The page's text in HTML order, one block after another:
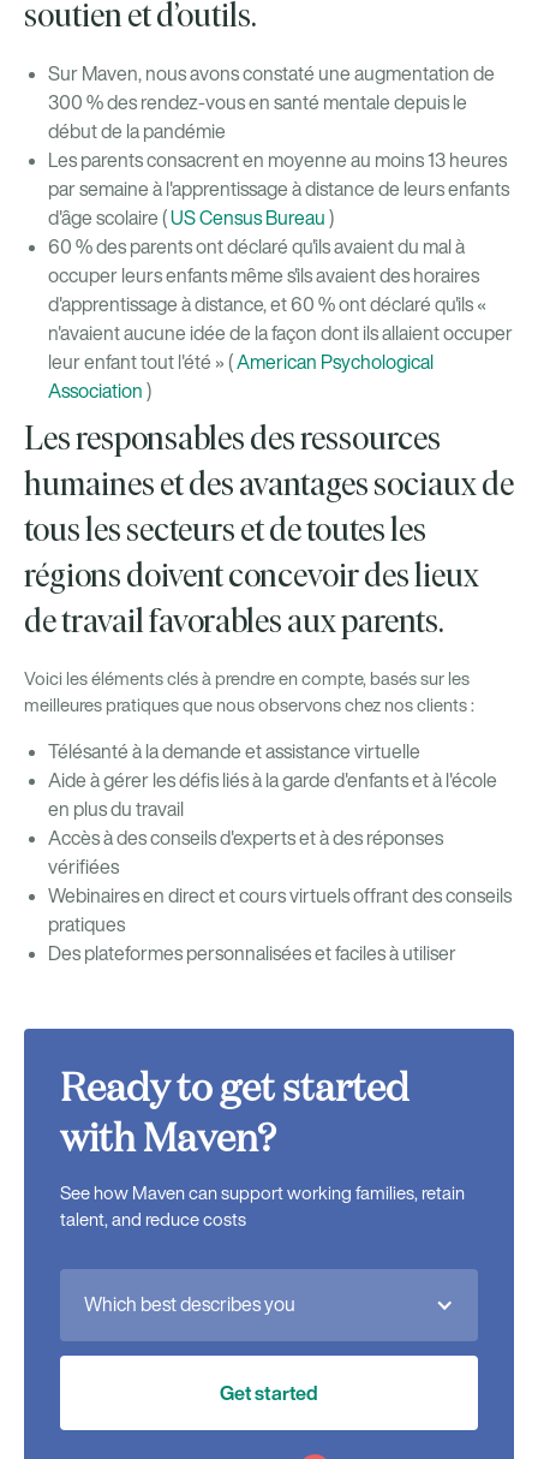
soutien et d’outils.
Sur Maven, nous avons constaté une augmentation de
300 % des rendez-vous en santé mentale depuis le
début de la pandémie
Les parents consacrent en moyenne au moins 13 heures
par semaine à l'apprentissage à distance de leurs enfants
d'âge scolaire (US Census Bureau )
60 % des parents ont déclaré qu'ils avaient du mal à
occuper leurs enfants même s'ils avaient des horaires
d'apprentissage à distance, et 60 % ont déclaré qu'ils «
n'avaient aucune idée de la façon dont ils allaient occuper
leur enfant tout l'été » (American Psychological
Association )
Les responsables des ressources
humaines et des avantages sociaux de
tous les secteurs et de toutes les
régions doivent concevoir des lieux
de travail favorables aux parents.
Voici les éléments clés à prendre en compte, basés sur les
meilleures pratiques que nous observons chez nos clients :
Télésanté à la demande et assistance virtuelle
Aide à gérer les défis liés à la garde d'enfants et à l'école
en plus du travail
Accès à des conseils d'experts et à des réponses
vérifiées
Webinaires en direct et cours virtuels offrant des conseils
pratiques
Des plateformes personnalisées et faciles à utiliser
Ready to get started
with Maven?
See how Maven can support working families, retain
talent, and reduce costs
Which best describes you
Get started